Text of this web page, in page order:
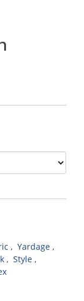
, Yardage ,
, Style ,